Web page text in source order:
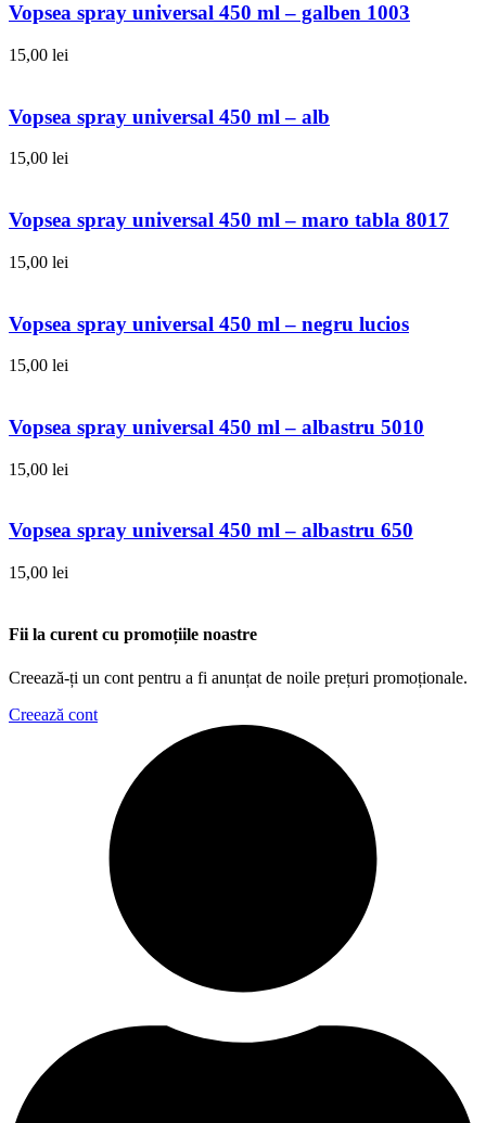
Vopsea spray universal 450 ml – galben 1003
15,00 lei
Vopsea spray universal 450 ml – alb
15,00 lei
Vopsea spray universal 450 ml – maro tabla 8017
15,00 lei
Vopsea spray universal 450 ml – negru lucios
15,00 lei
Vopsea spray universal 450 ml – albastru 5010
15,00 lei
Vopsea spray universal 450 ml – albastru 650
15,00 lei
Fii la curent cu promoțiile noastre
Creează-ți un cont pentru a fi anunțat de noile prețuri promoționale.
Creează cont